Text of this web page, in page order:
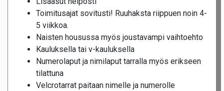
Toimitusajat sovitusti! Ruuhaksta riippuen noin 4-
5 viikkoa.
Naisten housussa myös joustavampi vaihtoehto
Kauluksella tai v-kauluksella
Numerolaput ja nimilaput tarralla myös erikseen
tilattuna
Velcrotarrat paitaan nimelle ja numerolle